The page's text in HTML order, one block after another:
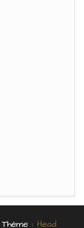
Thème : Head